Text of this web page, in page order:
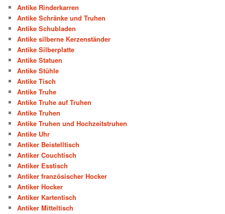
Antike Rinderkarren
Antike Schränke und Truhen
Antike Schubladen
Antike silberne Kerzenständer
Antike Silberplatte
Antike Statuen
Antike Stühle
Antike Tisch
Antike Truhe
Antike Truhe auf Truhen
Antike Truhen
Antike Truhen und Hochzeitstruhen
Antike Uhr
Antiker Beistelltisch
Antiker Couchtisch
Antiker Esstisch
Antiker französischer Hocker
Antiker Hocker
Antiker Kartentisch
Antiker Mitteltisch